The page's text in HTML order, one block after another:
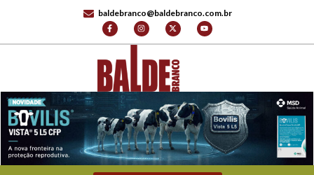
baldebranco@baldebranco.com.br